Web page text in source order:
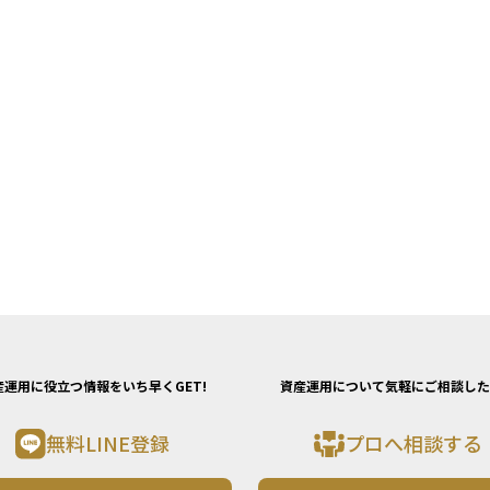
運用に役立つ情報をいち早くGET!
無料LINE登録
資産運用について気軽にご相談し
プロへ相談する